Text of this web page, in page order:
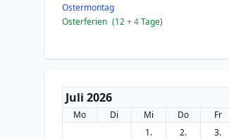
Ostermontag
Osterferien (12+ 4Tage)
Juli 2026
Mo Di Mi Do Fr
1.
2. 3.